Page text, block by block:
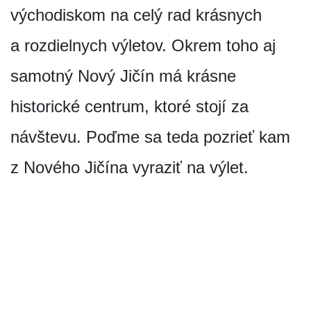
východiskom na celý rad krásnych
a rozdielnych výletov. Okrem toho aj
samotný Nový Jičín má krásne
historické centrum, ktoré stojí za
návštevu. Poďme sa teda pozrieť kam
z Nového Jičína vyraziť na výlet.